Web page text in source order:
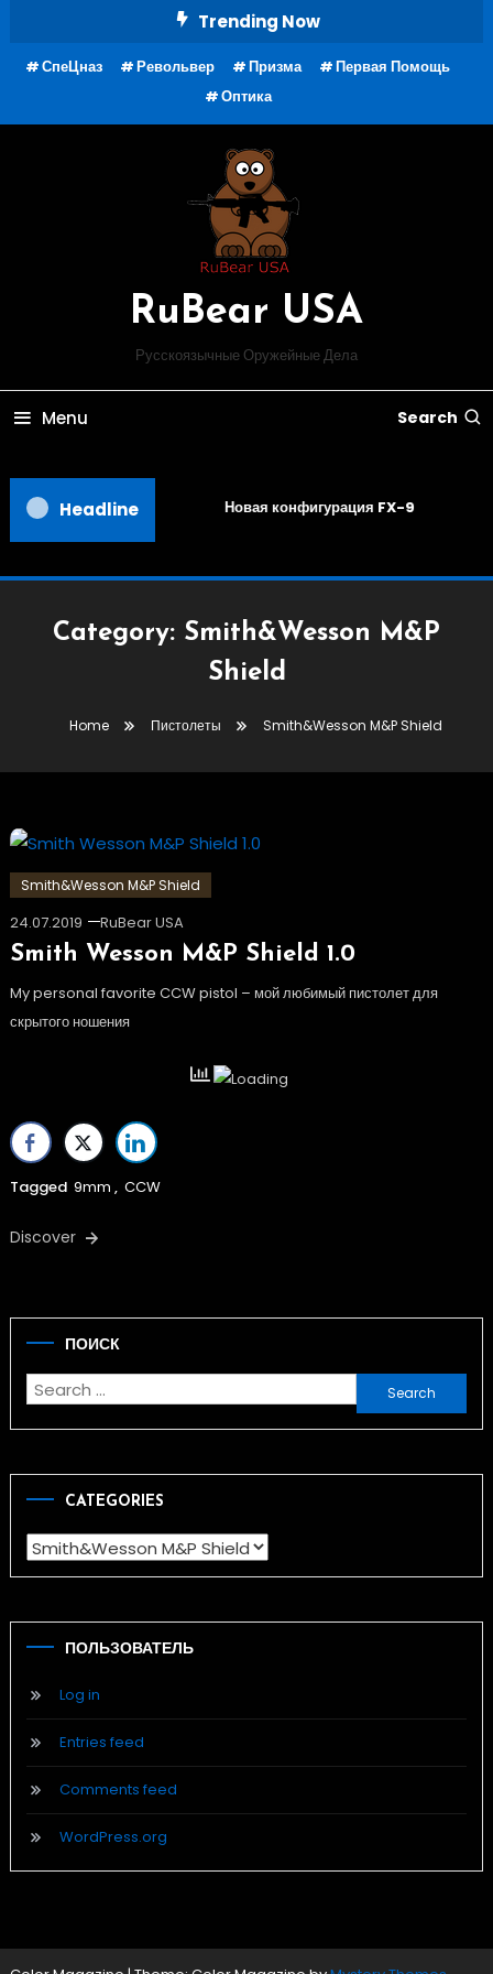
Content
Trending Now
СпеЦназ Револьвер Призма
Первая Помощь
Оптика
RuBear USA
Русскоязычные Оружейные Дела
Menu Search
Headline Новая конфигурация FX-9
Category: Smith&Wesson M&P
Shield
Home Пистолеты Smith&Wesson M&P Shield
Smith&Wesson M&P Shield
24.07.2019 RuBear USA
Smith Wesson M&P Shield 1.0
My personal favorite CCW pistol – мой любимый пистолет для
скрытого ношения
Tagged 9mm , CCW
Discover
ПОИСК
Search
for:
CATEGORIES
Categories
ПОЛЬЗОВАТЕЛЬ
Log in
Entries feed
Comments feed
WordPress.org